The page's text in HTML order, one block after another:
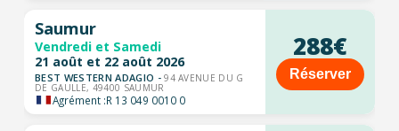
Saumur
Vendredi et Samedi
21 août et 22 août 2026
BEST WESTERN ADAGIO -94 AVENUE DU G
DE GAULLE, 49400 SAUMUR
Agrément :R 13 049 0010 0
288€
Réserver